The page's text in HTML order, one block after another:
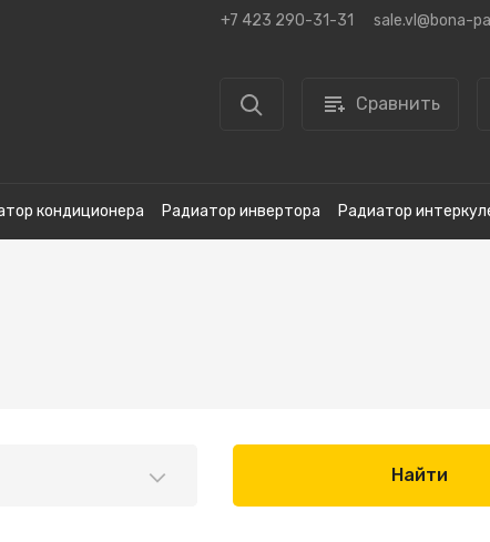
+7 423 290-31-31 sale.vl@bona-
Сравнить
кондиционера Радиатор инвертора Радиатор
Найти